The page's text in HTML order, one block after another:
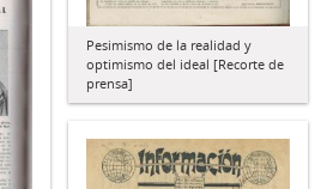
Pesimismo de la realidad y
optimismo del ideal [Recorte de
prensa]